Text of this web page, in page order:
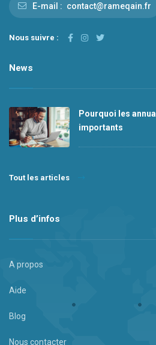
E-mail : contact@rameqain.fr
Nous suivre :
News
Pourquoi les
importants
Tout les articles
Plus d’infos
A propos
Aide
Blog
Nous contacter